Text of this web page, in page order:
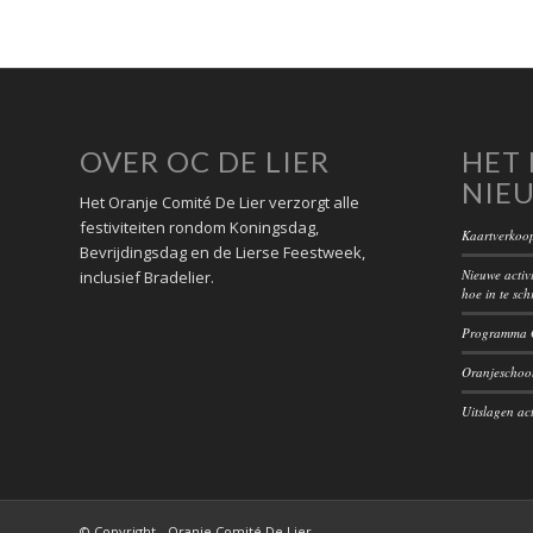
OVER OC DE LIER
Het Oranje Comité De Lier verzorgt alle
festiviteiten rondom Koningsdag,
Bevrijdingsdag en de Lierse Feestweek,
inclusief Bradelier.
HET
Nieuwe
hoe in te
Programma
Uitslagen